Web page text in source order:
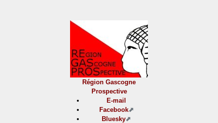
Région Gascogne
Prospective
E-mail
Facebook
Bluesky